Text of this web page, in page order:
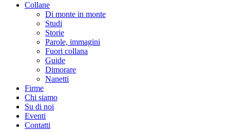
Collane
Di monte in monte
Studi
Storie
Parole, immagini
Fuori collana
Guide
Dimorare
Nanetti
Firme
Chi siamo
Su di noi
Eventi
Contatti